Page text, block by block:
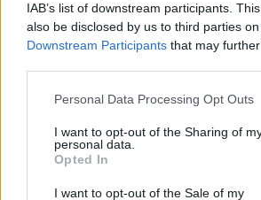
IAB’s list of downstream participants.
also be disclosed by us to third parties
Downstream Participants that may
Please note that this website/app uses
not limited to your visit or usage
grant or deny consent to Google and its
use your data for below specified
consent section.
Personal Data Processing Opt Outs
I want to opt-out of the Sharing of
personal data.
Opted In
I want to opt-out of the Sale of my
07.08.2026